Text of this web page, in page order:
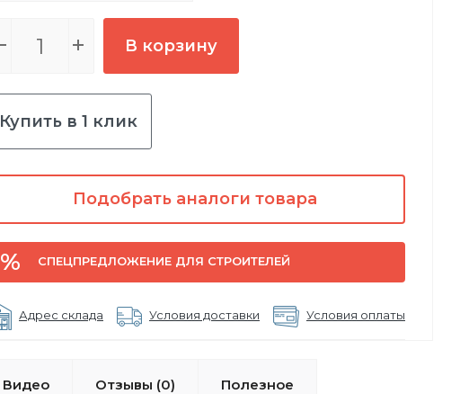
В корзину
Купить в 1 клик
Подобрать аналоги товара
СПЕЦПРЕДЛОЖЕНИЕ ДЛЯ СТРОИТЕЛЕЙ
Адрес склада Условия доставки Условия оплаты
Видео Отзывы (0) Полезное